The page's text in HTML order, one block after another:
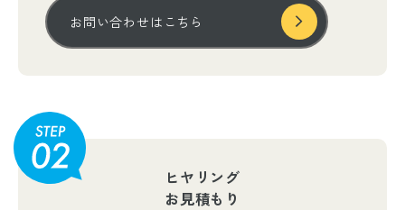
お問い合わせはこちら
ヒヤリング
お見積もり